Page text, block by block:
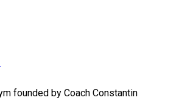
founded by Coach Constantin